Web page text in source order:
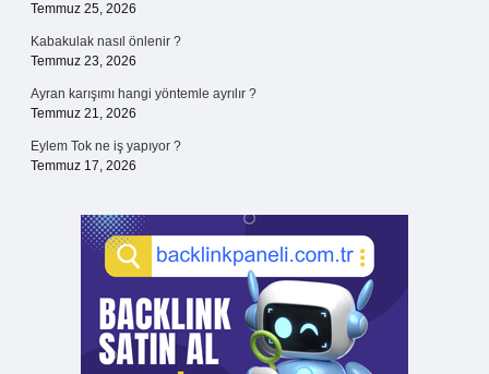
Temmuz 25, 2026
Kabakulak nasıl önlenir ?
Temmuz 23, 2026
Ayran karışımı hangi yöntemle ayrılır ?
Temmuz 21, 2026
Eylem Tok ne iş yapıyor ?
Temmuz 17, 2026